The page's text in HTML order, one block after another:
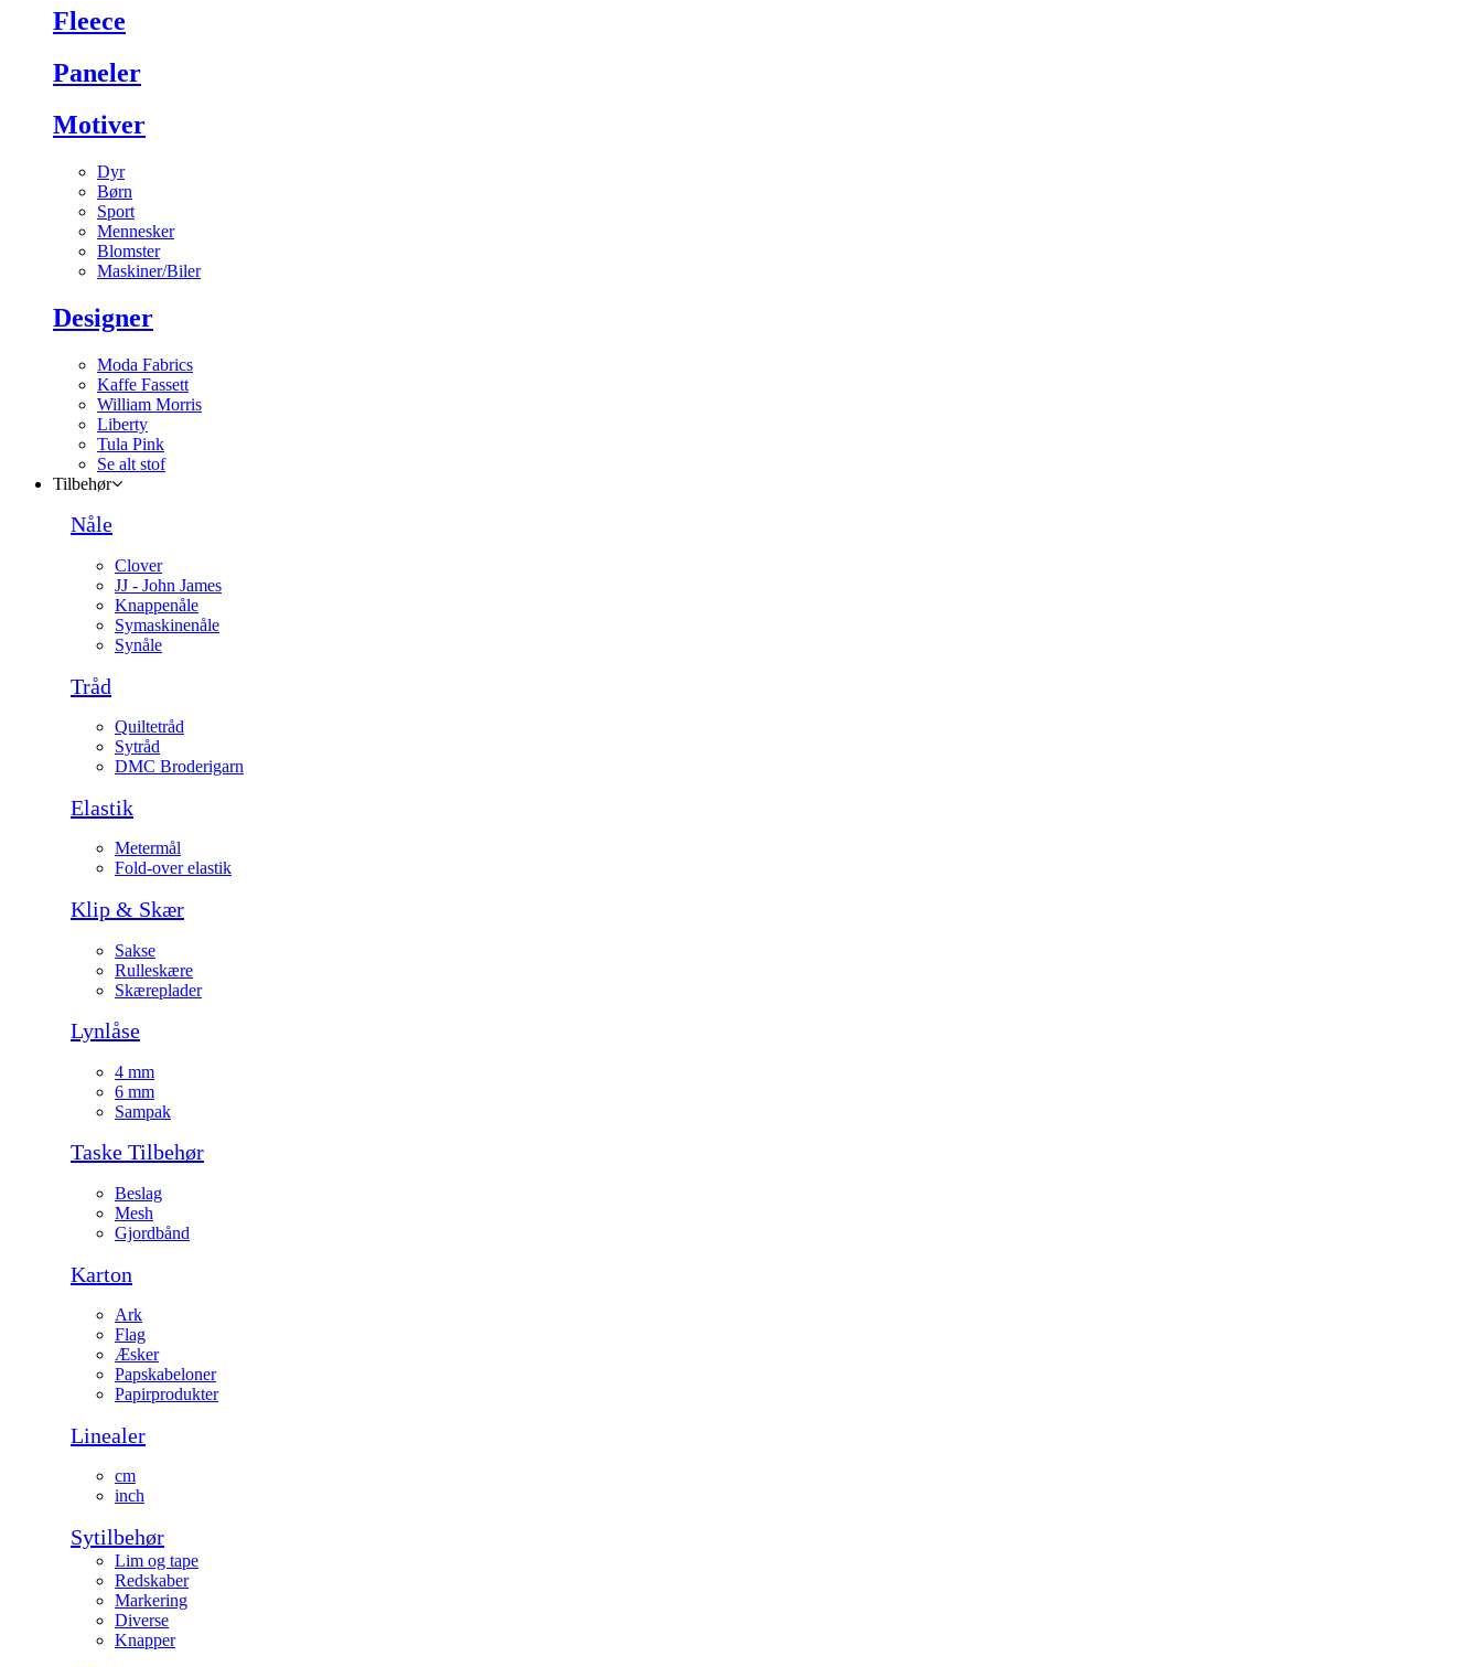
Fleece
Paneler
Motiver
Dyr
Børn
Sport
Mennesker
Blomster
Maskiner/Biler
Designer
Moda Fabrics
Kaffe Fassett
William Morris
Liberty
Tula Pink
Se alt stof
Tilbehør
Nåle
Clover
JJ - John James
Knappenåle
Symaskinenåle
Synåle
Tråd
Quiltetråd
Sytråd
DMC Broderigarn
Elastik
Metermål
Fold-over elastik
Klip & Skær
Sakse
Rulleskære
Skæreplader
Lynlåse
4 mm
6 mm
Sampak
Taske Tilbehør
Beslag
Mesh
Gjordbånd
Karton
Ark
Flag
Æsker
Papskabeloner
Papirprodukter
Linealer
cm
inch
Sytilbehør
Lim og tape
Redskaber
Markering
Diverse
Knapper